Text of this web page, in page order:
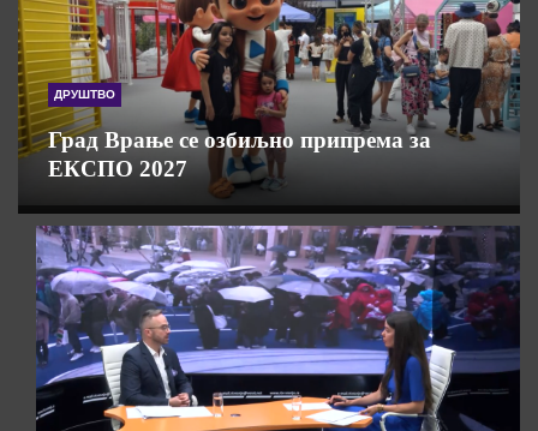
ДРУШТВО
Град Врање се озбиљно припрема за
ЕКСПО 2027